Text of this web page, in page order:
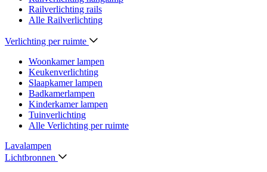
Railverlichting rails
Alle Railverlichting
Verlichting per ruimte
Woonkamer lampen
Keukenverlichting
Slaapkamer lampen
Badkamerlampen
Kinderkamer lampen
Tuinverlichting
Alle Verlichting per ruimte
Lavalampen
Lichtbronnen